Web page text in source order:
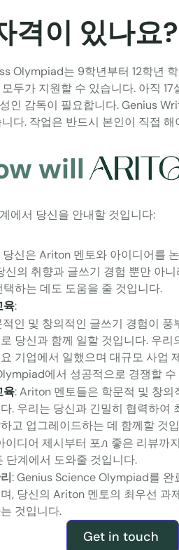
격이 있나요?
Olympiad는 9학년부터 12학년
두가 지원할 수 있습니다. 아직
인 감독이 필요합니다. Genius
다. 작업은 반드시 본인이 직접 해
will
에서 당신을 안내할 것입니다:
당신은 Ariton 멘토와 아이디어를
신의 취향과 글쓰기 경험 뿐만 아
택하는 데도 도움을 줄 것입니다.
육:
적인 및 창의적인 글쓰기 경험이
당신과 함께 일할 것입니다. 우
기업에서 일했으며 대규모 사업
에서 성공적으로 경쟁할
육: Ariton 멘토들은 학문적 및 창
. 우리는 당신과 긴밀히 협력하여
고 업그레이드하는 데 함께할 것
이디어 제시부터 포ꮑ 좋은 리뷰까
단계에서 도와줄 것입니다.
: Genius Science Olympiad를 완
, 당신의 Ariton 멘토의 최우선 과
것입니다.
Get in touch